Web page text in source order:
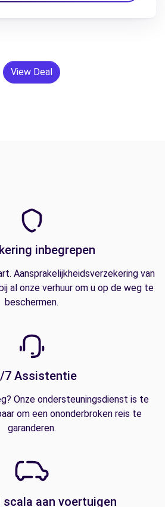
View Deal
inbegrepen
Aansprakelijkheidsverzekering van
al onze verhuur om u op de weg te
beschermen.
7 Assistentie
Onze ondersteuningsdienst is te
om een ononderbroken reis te
garanderen.
scala aan voertuigen